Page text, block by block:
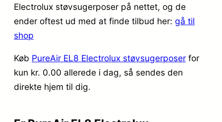
Electrolux støvsugerposer på nettet, og de
ender oftest ud med at finde tilbud her: gå til
shop
Køb PureAir EL8 Electrolux støvsugerposer for
kun kr. 0.00 allerede i dag, så sendes den
direkte hjem til dig.